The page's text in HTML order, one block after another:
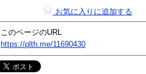
お気に入りに追加する
このページのURL
https://plth.me/11690430